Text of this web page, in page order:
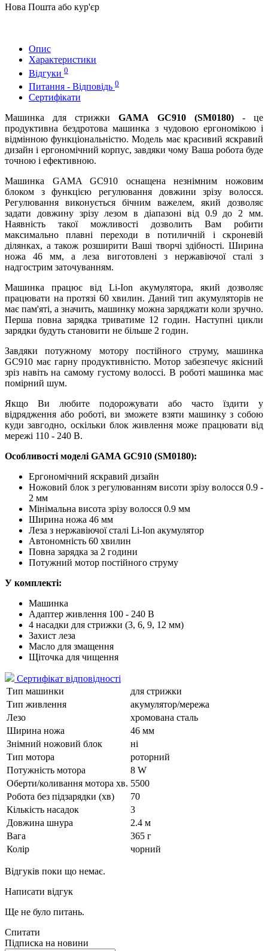
Нова Пошта або кур'єр
Опис
Характеристики
Відгуки 0
Питання - Відповідь 0
Сертифікати
Машинка для стрижкиGAMA GC910 (SM0180)- це
продуктивна бездротова машинка з чудовою ергономікою і
відмінною функціональністю. Модель має красивий яскравий
дизайн і ергономічний корпус, завдяки чому Ваша робота буде
точною і ефективною.
Машинка GAMA GC910 оснащена незнімним ножовим
блоком з функцією регулювання довжини зрізу волосся.
Регулювання виконується бічним важелем, який дозволяє
задати довжину зрізу лезом в діапазоні від 0.9 до 2 мм.
Наявність такої можливості дозволить Вам робити
максимально плавні переходи в потиличній і скроневій
ділянках, а також розширити Ваші творчі здібності. Ширина
ножа 46 мм, а леза виготовлені з нержавіючої сталі з
надгострим заточуванням.
Машинка працює від Li-Ion акумулятора, який дозволяє
працювати на протязі 60 хвилин. Даний тип акумуляторів не
має пам'яті, а значить, машинку можна заряджати коли зручно.
Перша повна зарядка триватиме 12 годин. Наступні цикли
зарядки будуть становити не більше 2 годин.
Завдяки потужному мотору постійного струму, машинка
GC910 має гарну продуктивністю. Мотор забезпечує якісний
зріз навіть на самому густому волоссі. В роботі машинка має
помірний шум.
Якщо Ви любите подорожувати або часто їздити у
відрядження або роботі, ви зможете взяти машинку з собою
куди завгодно, оскільки блок живлення може працювати від
мережі 110 - 240 В.
Особливості моделі GAMA GC910 (SM0180):
Ергономічний яскравий дизайн
Ножовий блок з регулюванням висоти зрізу волосся 0.9 -
2 мм
Мінімальна висота зрізу волосся 0.9 мм
Ширина ножа 46 мм
Леза з нержавіючої сталі Li-Ion акумулятор
Автономність 60 хвилин
Повна зарядка за 2 години
Потужний мотор постійного струму
У комплекті:
Машинка
Адаптер живлення 100 - 240 В
4 насадки для стрижки (3, 6, 9, 12 мм)
Захист леза
Масло для змащення
Щіточка для чищення
Сертифікат відповідності
Тип машинки
для стрижки
Тип живлення
акумулятор/мережа
Лезо
хромована сталь
Ширина ножа
46 мм
Знімний ножовий блок
ні
Тип мотора
роторний
Потужність мотора
8 W
Оберти/коливання мотора хв. 5500
Робота без підзарядки (хв)
70
Кількість насадок
3
Довжина шнура
2.4 м
Вага
365 г
Колір
чорний
Відгуків поки що немає.
Написати відгук
Ще не було питань.
Спитати
Підписка на новини